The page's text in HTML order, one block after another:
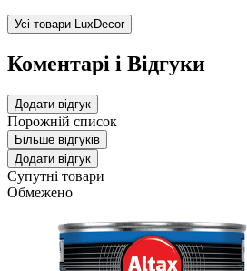
Усі товари LuxDecor
Коментарі і Відгуки
Додати відгук
Порожній список
Більше відгуків
Додати відгук
Супутні товари
Обмежено